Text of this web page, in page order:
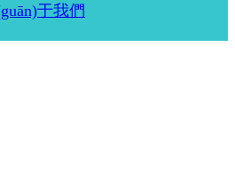
于我們